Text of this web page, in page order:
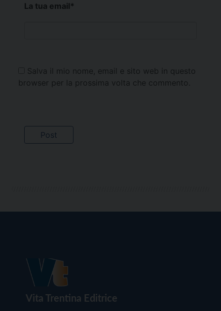
La tua email*
Salva il mio nome, email e sito web in questo
browser per la prossima volta che commento.
Vita Trentina Editrice